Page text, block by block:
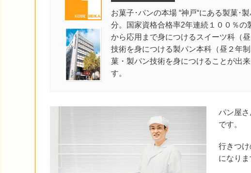
お菓子･パンの本場 “神戸“にある製菓･
分。国家資格合格率2年連続１００％
から応用まで身につけるスイーツ科（
技術を身につける製パン本科（昼２年
菓・製パン技術を身につけることが出
す。
パン屋
です。
行きつ
になりま